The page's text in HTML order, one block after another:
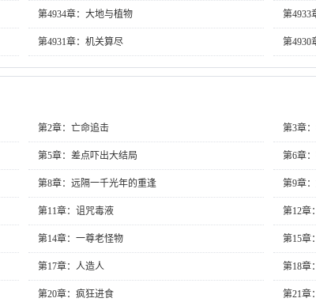
第4934章：大地与植物 第4933
第4931章：机关算尽 第4930
第2章：亡命追击 第3章
第5章：差点吓出大结局 第6章
第8章：远隔一千光年的重逢 第9章
第11章：诅咒毒液 第12章
第14章：一尊老怪物 第15章
第17章：人造人 第18章
第20章：疯狂进食 第21章